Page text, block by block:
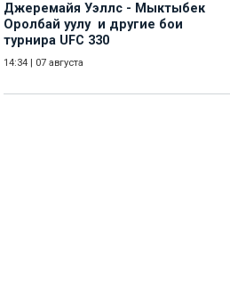
Джеремайя Уэллс - Мыктыбек
Оролбай уулу и другие бои
турнира UFC 330
14:34 07 августа